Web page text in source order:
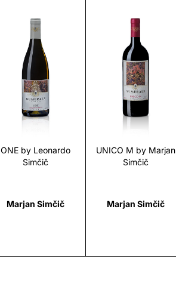
ONE by Leonardo
Simčič
Marjan Simčič
Scopri
UNICO M by Marjan
Simčič
Marjan Simčič
Scopri